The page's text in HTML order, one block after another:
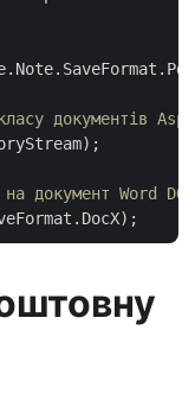
документів
документ Word